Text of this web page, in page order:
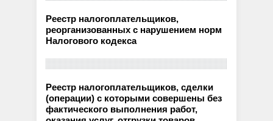
Реестр налогоплательщиков,
реорганизованных с нарушением норм
Налогового кодекса
Реестр налогоплательщиков, сделки
(операции) с которыми совершены без
фактического выполнения работ,